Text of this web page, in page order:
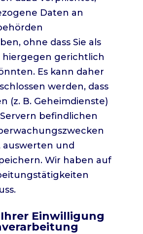
Daten an
ohne dass Sie als
gerichtlich
Es kann daher
werden, dass
(z. B. Geheimdienste)
befindlichen
auswerten und
Wir haben auf
Einwilligung